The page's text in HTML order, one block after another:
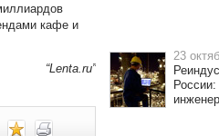
кафе и
“Lenta.ru”
23